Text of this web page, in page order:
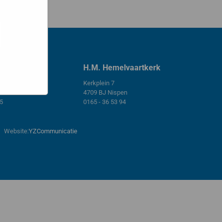
H.M. Hemelvaartkerk
Kerkplein 7
4709 BJ Nispen
0165 - 36 53 94
Website:YZCommunicatie
Er
van